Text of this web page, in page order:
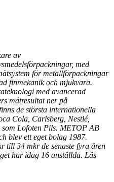
av
med
för metallförpackningar
finmekanik och mjukvara.
med avancerad
mätresultat ner på
de största internationella
Cola, Carlsberg, Nestlé,
Lofoten Pils. METOP AB
blev ett eget bolag 1987.
till 34 mkr de senaste fyra åren
har idag 16 anställda. Läs